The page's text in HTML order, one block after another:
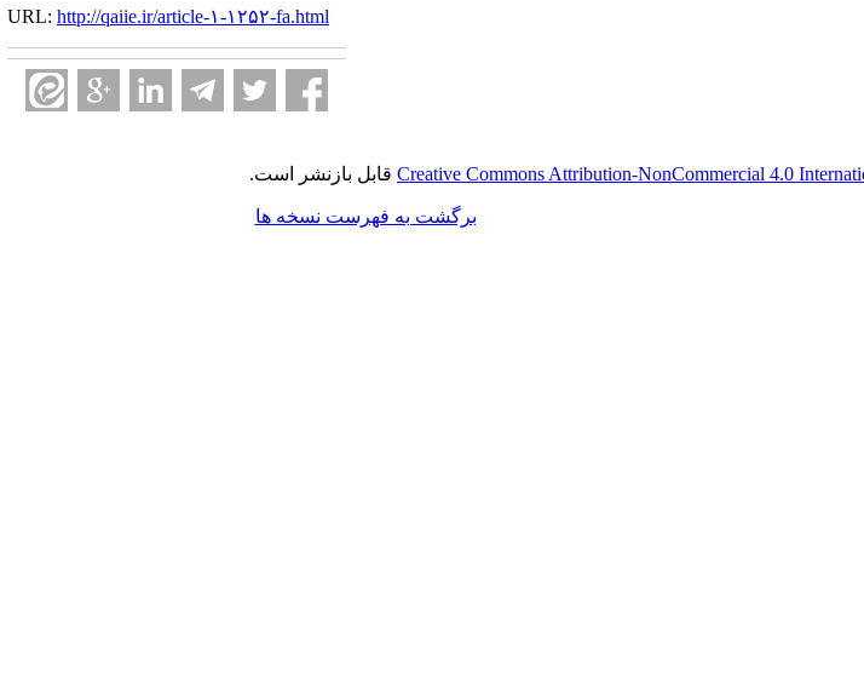
URL: http://qaiie.ir/article-۱-۱۲۵۲-fa.html
Creative Commons Attribution-NonCommercial 4.0 قابل بازنشر است.
برگشت به فهرست نسخه ها